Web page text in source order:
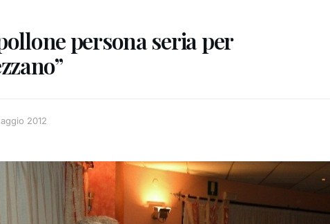
persona seria per
2012